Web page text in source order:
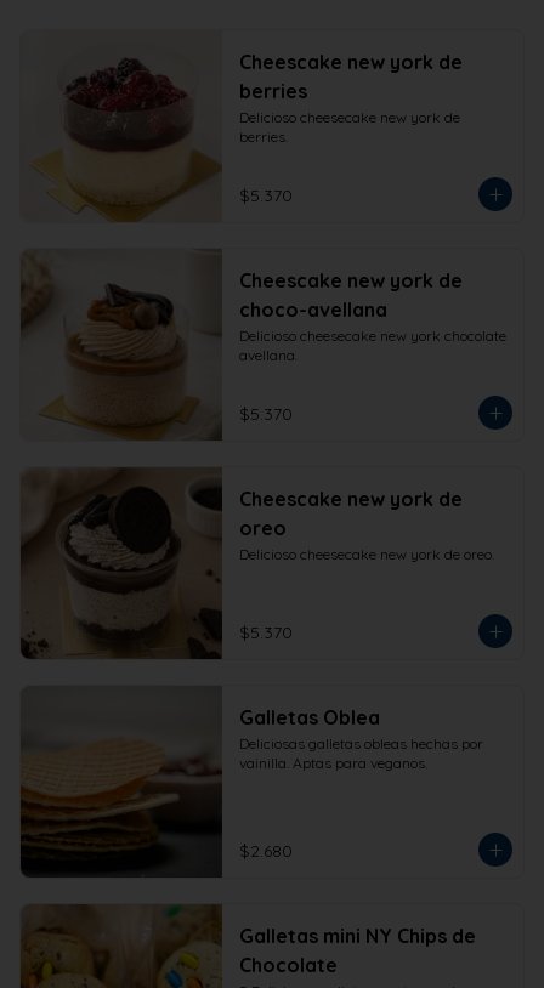
Cheescake new york de
berries
Delicioso cheesecake new york de
berries.
$5.370
Cheescake new york de
choco-avellana
Delicioso cheesecake new york chocolate
avellana.
$5.370
Cheescake new york de
oreo
Delicioso cheesecake new york de oreo.
$5.370
Galletas Oblea
Deliciosas galletas obleas hechas por
vainilla. Aptas para veganos.
$2.680
Galletas mini NY Chips de
Chocolate